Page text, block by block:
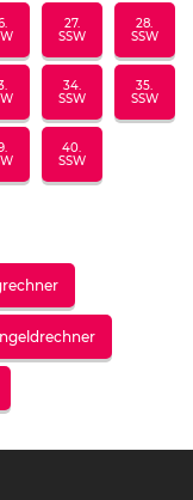
27.
SSW
28.
SSW
34.
SSW
35.
SSW
40.
SSW